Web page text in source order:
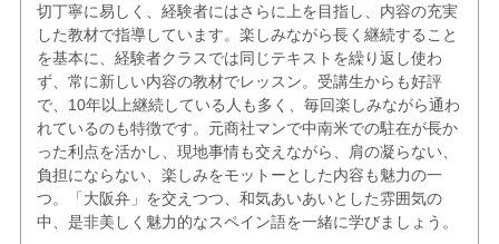
切丁寧に易しく、経験者にはさらに上を目指し、内容の充実
した教材で指導しています。楽しみながら長く継続すること
を基本に、経験者クラスでは同じテキストを繰り返し使わ
ず、常に新しい内容の教材でレッスン。受講生からも好評
で、10年以上継続している人も多く、毎回楽しみながら通わ
れているのも特徴です。元商社マンで中南米での駐在が長か
った利点を活かし、現地事情も交えながら、肩の凝らない、
負担にならない、楽しみをモットーとした内容も魅力の一
つ。「大阪弁」を交えつつ、和気あいあいとした雰囲気の
中、是非美しく魅力的なスペイン語を一緒に学びましょう。